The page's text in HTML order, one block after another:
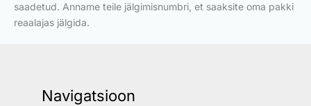
saadetud. Anname teile jälgimisnumbri, et saaksite oma pakki
reaalajas jälgida.
Navigatsioon